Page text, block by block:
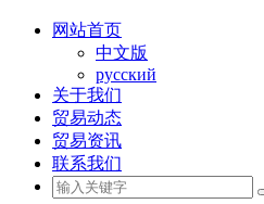
网站首页
中文版
русский
关于我们
贸易动态
贸易资讯
联系我们